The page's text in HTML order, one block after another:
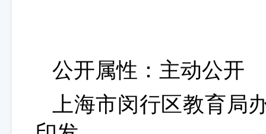
公开属性：主动公开
上海市闵行区教育局